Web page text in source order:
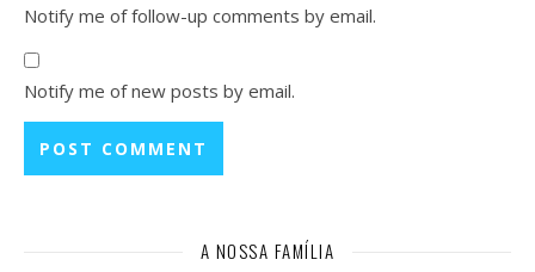
Notify me of follow-up comments by email.
Notify me of new posts by email.
A NOSSA FAMÍLIA